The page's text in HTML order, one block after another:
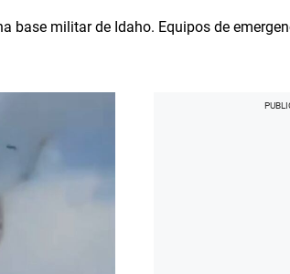
base militar de Idaho. Equipos de